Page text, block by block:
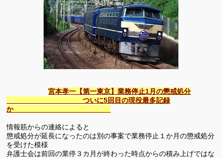
宮本孝一【第一東京】業務停止1月の懲戒処分
ついに5回目の現役最多記録
か
情報筋からの連絡によると
懲戒処分が延長になったのは別の事案で業務停止１か月の懲戒処分
を受けた模様
弁護士会は前回の業停３カ月が終わった時点からの積み上げではな